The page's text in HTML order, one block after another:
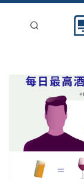
新聞稿分類
登入
刊登